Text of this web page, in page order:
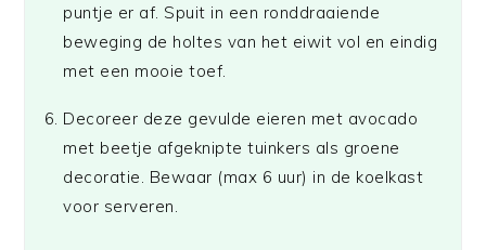
puntje er af. Spuit in een ronddraaiende
beweging de holtes van het eiwit vol en eindig
met een mooie toef.
Decoreer deze gevulde eieren met avocado
met beetje afgeknipte tuinkers als groene
decoratie. Bewaar (max 6 uur) in de koelkast
voor serveren.